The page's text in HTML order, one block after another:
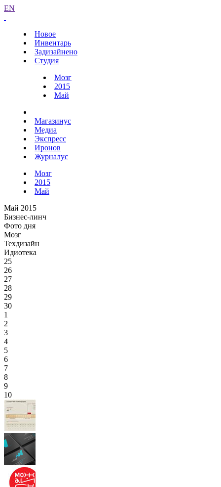
EN
Новое
Инвентарь
Задизайнено
Студия
Мозг
2015
Май
Магазинус
Медиа
Экспресс
Иронов
Журналус
Мозг
2015
Май
Май 2015
Бизнес-линч
Фото дня
Мозг
Техдизайн
Идиотека
25
26
27
28
29
30
1
2
3
4
5
6
7
8
9
10